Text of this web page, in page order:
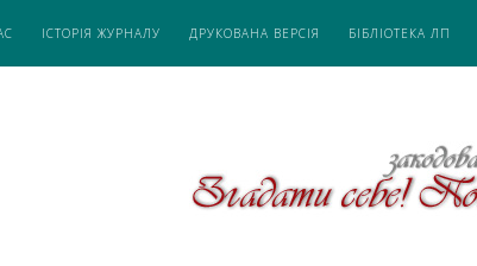
ІСТОРІЯ ЖУРНАЛУ ДРУКОВАНА ВЕРСІЯ БІБЛІОТЕКА ЛП